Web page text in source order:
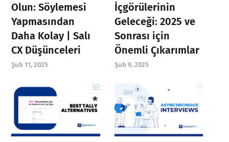
Olun: Söylemesi
Yapmasından
Daha Kolay | Salı
CX Düşünceleri
Şub 11, 2025
İçgörülerinin
Geleceği: 2025 ve
Sonrası için
Önemli Çıkarımlar
Şub 9, 2025